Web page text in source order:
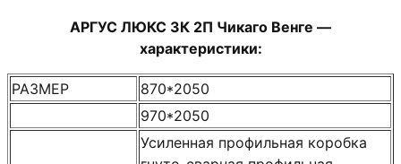
АРГУС ЛЮКС 3К 2П Чикаго Венге —
характеристики:
РАЗМЕР
870*2050
970*2050
Усиленная профильная коробка